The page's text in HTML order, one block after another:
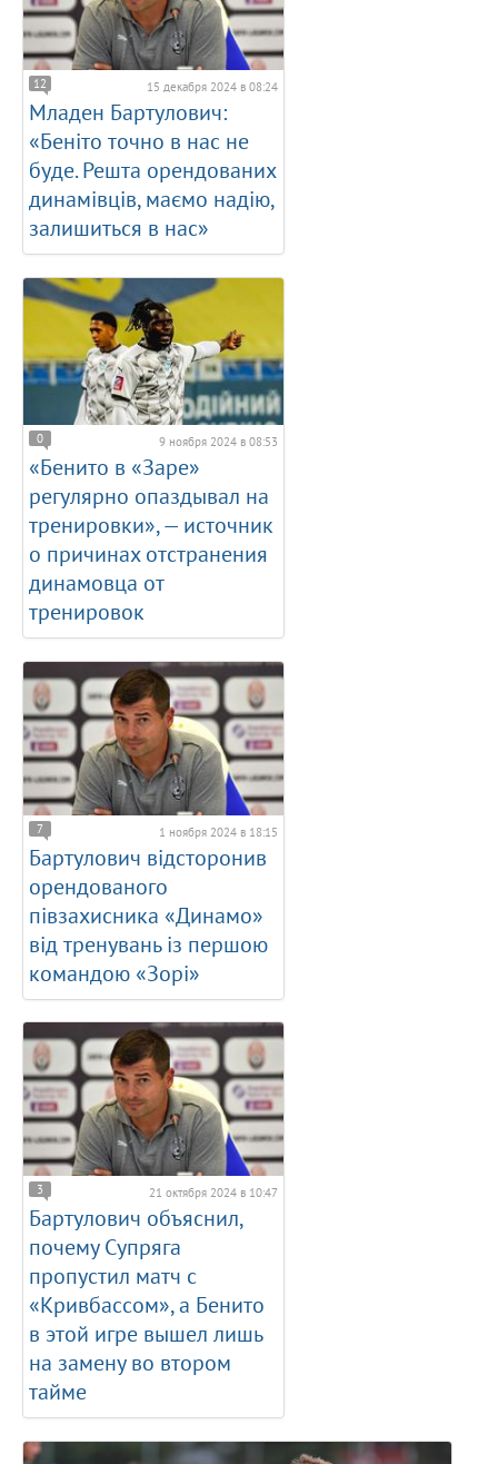
12 15 декабря 2024 в 08:24
Младен Бартулович:
«Беніто точно в нас не
буде. Решта орендованих
динамівців, маємо надію,
залишиться в нас»
0 9 ноября 2024 в 08:53
«Бенито в «Заре»
регулярно опаздывал на
тренировки», — источник
о причинах отстранения
динамовца от
тренировок
7 1 ноября 2024 в 18:15
Бартулович відсторонив
орендованого
півзахисника «Динамо»
від тренувань із першою
командою «Зорі»
3 21 октября 2024 в 10:47
Бартулович объяснил,
почему Супряга
пропустил матч с
«Кривбассом», а Бенито
в этой игре вышел лишь
на замену во втором
тайме